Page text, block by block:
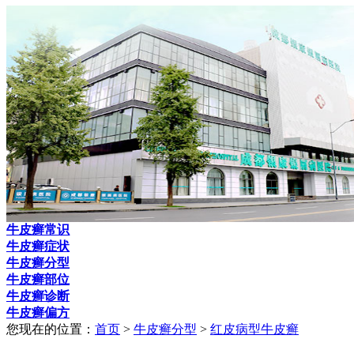
牛皮癣常识
牛皮癣症状
牛皮癣分型
牛皮癣部位
牛皮癣诊断
牛皮癣偏方
您现在的位置： 首页 > 牛皮癣分型 > 红皮病型牛皮癣